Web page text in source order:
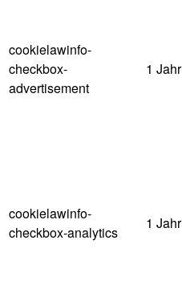
cookielawinfo-
checkbox-
advertisement
1 Jahr
cookielawinfo-
checkbox-analytics
1 Jahr